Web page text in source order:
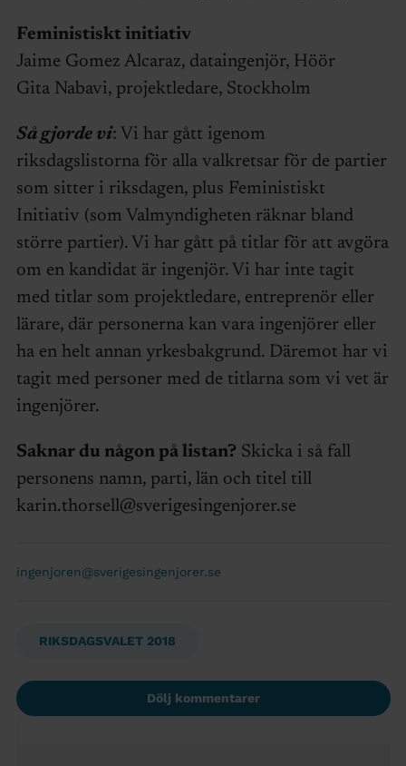
Feministiskt initiativ
Jaime Gomez Alcaraz, dataingenjör, Höör
Gita Nabavi, projektledare, Stockholm
Så gjorde vi: Vi har gått igenom
riksdagslistorna för alla valkretsar för de partier
som sitter i riksdagen, plus Feministiskt
Initiativ (som Valmyndigheten räknar bland
större partier). Vi har gått på titlar för att avgöra
om en kandidat är ingenjör. Vi har inte tagit
med titlar som projektledare, entreprenör eller
lärare, där personerna kan vara ingenjörer eller
ha en helt annan yrkesbakgrund. Däremot har vi
tagit med personer med de titlarna som vi vet är
ingenjörer.
Saknar du någon på listan? Skicka i så fall
personens namn, parti, län och titel till
karin.thorsell@sverigesingenjorer.se
ingenjoren@sverigesingenjorer.se
RIKSDAGSVALET 2018
Dölj kommentarer